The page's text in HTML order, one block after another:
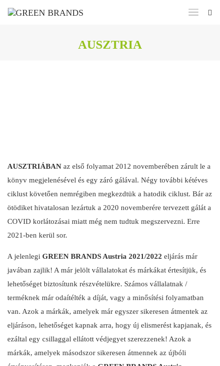
AUSZTRIA
AUSZTRIÁBAN az első folyamat 2012 novemberében zárult le a
könyv megjelenésével és egy záró gálával. Négy további kétéves
ciklust követően nemrégiben megkezdtük a hatodik ciklust. Bár az
ötödiket hivatalosan lezártuk a 2020 novemberére tervezett gálát a
COVID korlátozásai miatt még nem tudtuk megszervezni. Erre
2021-ben kerül sor.
A jelenlegi GREEN BRANDS Austria 2021/2022 eljárás már
javában zajlik! A már jelölt vállalatokat és márkákat értesítjük, és
lehetőséget biztosítunk részvételükre. Számos vállalatnak /
terméknek már odaítélték a díját, vagy a minősítési folyamatban
van. Azok a márkák, amelyek már egyszer sikeresen átmentek az
eljáráson, lehetőséget kapnak arra, hogy új elismerést kapjanak, és
ezáltal egy csillaggal ellátott védjegyet szerezzenek! Azok a
márkák, amelyek másodszor sikeresen átmennek az újbóli